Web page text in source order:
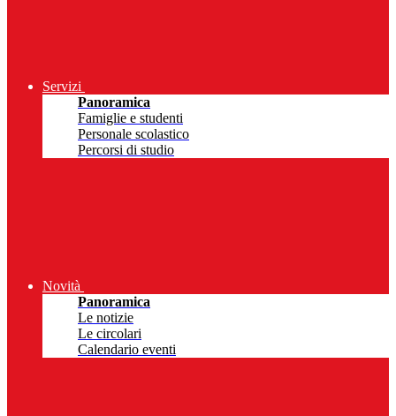
Servizi
Panoramica
Famiglie e studenti
Personale scolastico
Percorsi di studio
Novità
Panoramica
Le notizie
Le circolari
Calendario eventi